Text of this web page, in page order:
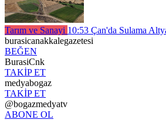
Tarım ve Sanayi 10:53 Çan'da Sulama
burasicanakkalegazetesi
BEĞEN
BurasiCnk
TAKİP ET
medyabogaz
TAKİP ET
@bogazmedyatv
ABONE OL